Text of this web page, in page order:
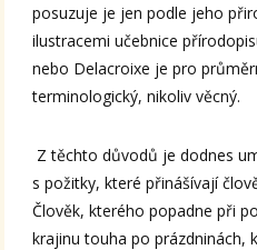
posuzuje je jen podle jeho
ilustracemi učebnice
nebo Delacroixe je pro
terminologický, nikoliv věcný.
Z těchto důvodů je dodnes
s požitky, které přinášívají
Člověk, kterého popadne při
krajinu touha po prázdninách,